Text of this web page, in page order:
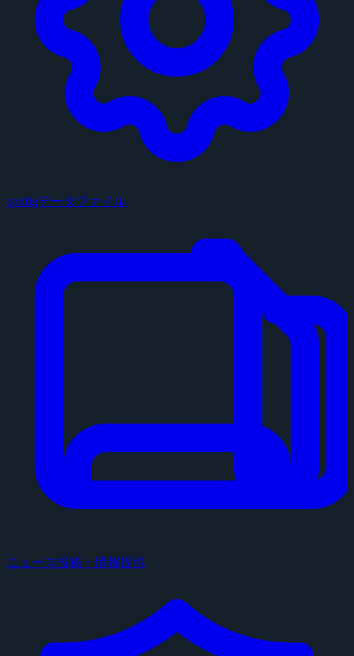
configデータファイル
ニュース投稿・情報提供